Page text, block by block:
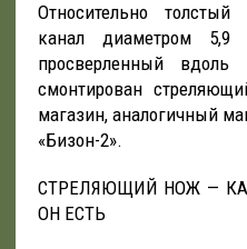
Относительно
канал диаметром
просверленный
смонтирован
магазин, аналогичный
«Бизон-2».
СТРЕЛЯЮЩИЙ НОЖ —
ОН ЕСТЬ